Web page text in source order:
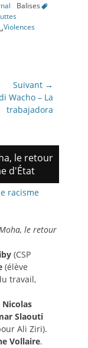
Balises
Violences
Suivant →
Wacho – La
trabajadora
le retour
d'État
racisme
le retour
(CSP
(élève
travail,
Nicolas
Slaouti
Ali Ziri).
Vollaire.